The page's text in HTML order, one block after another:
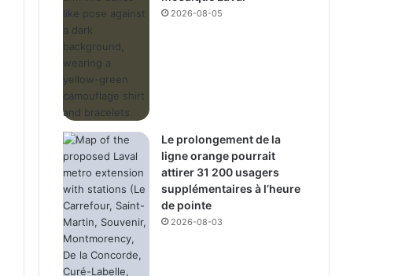
2026-08-05
Le prolongement de la
ligne orange pourrait
attirer 31 200 usagers
supplémentaires à l’heure
de pointe
2026-08-03